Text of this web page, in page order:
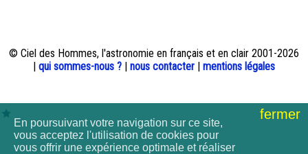
© Ciel des Hommes, l'astronomie en français et en clair 2001-2026
| qui sommes-nous ? | nous contacter | mentions légales
fermer
En poursuivant votre navigation sur ce site,
vous acceptez l'utilisation de cookies pour
vous offrir une expérience optimale et réaliser